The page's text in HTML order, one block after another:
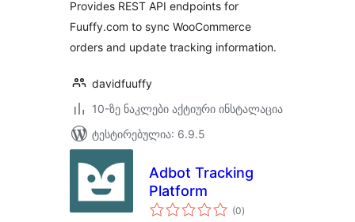
Provides REST API endpoints for
Fuuffy.com to sync WooCommerce
orders and update tracking information.
davidfuuffy
10-ზე ნაკლები აქტიური ინსტალაცია
ტესტირებულია: 6.9.5
Adbot Tracking
Platform
(0საერთო
რეიტინგი
)